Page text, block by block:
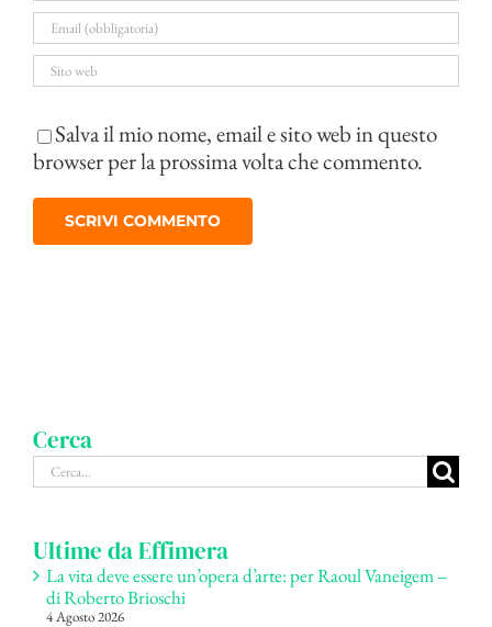
Salva il mio nome, email e sito web in questo
browser per la prossima volta che commento.
Cerca
Cerca
per:
Ultime da Effimera
La vita deve essere un’opera d’arte: per Raoul Vaneigem –
di Roberto Brioschi
4 Agosto 2026